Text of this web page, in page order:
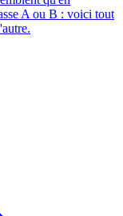
A ou B : voici tout